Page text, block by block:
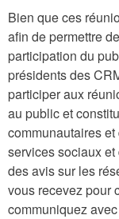
Bien que ces
afin de permettre
participation du
présidents des
participer aux
au public et
communautaires
services sociaux et
des avis sur les
vous recevez pour
communiquez